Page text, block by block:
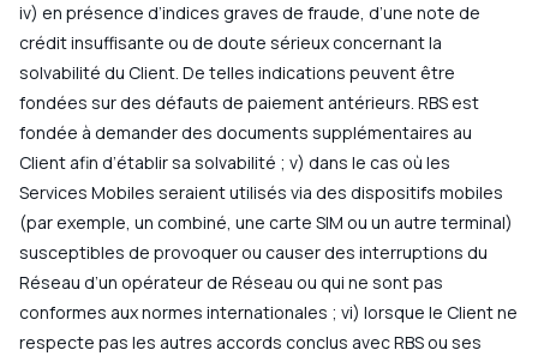
iv) en présence d’indices graves de fraude, d’une note de
crédit insuffisante ou de doute sérieux concernant la
solvabilité du Client. De telles indications peuvent être
fondées sur des défauts de paiement antérieurs. RBS est
fondée à demander des documents supplémentaires au
Client afin d’établir sa solvabilité ; v) dans le cas où les
Services Mobiles seraient utilisés via des dispositifs mobiles
(par exemple, un combiné, une carte SIM ou un autre terminal)
susceptibles de provoquer ou causer des interruptions du
Réseau d’un opérateur de Réseau ou qui ne sont pas
conformes aux normes internationales ; vi) lorsque le Client ne
respecte pas les autres accords conclus avec RBS ou ses